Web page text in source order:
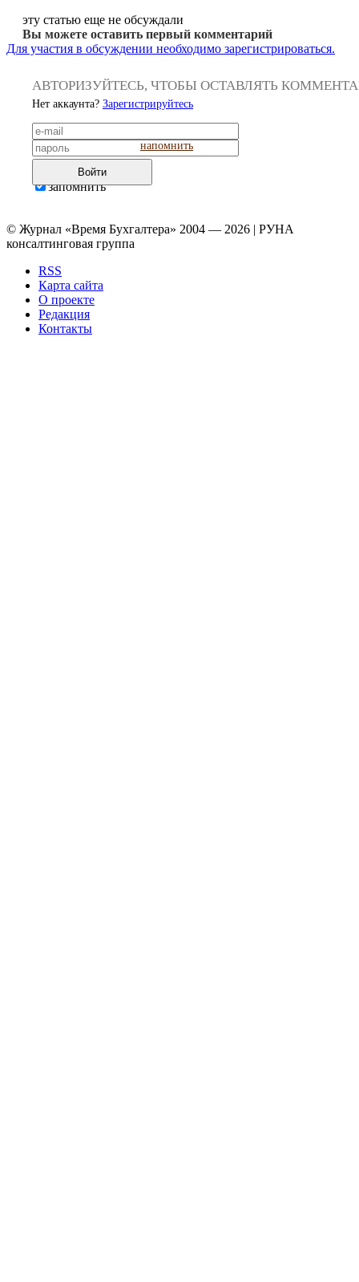
эту статью еще не обсуждали
Вы можете оставить первый комментарий
Для участия в обсуждении необходимо зарегистрироваться.
АВТОРИЗУЙТЕСЬ, ЧТОБЫ ОСТАВЛЯТЬ
Нет аккаунта? Зарегистрируйтесь
напомнить
Войти
запомнить
© Журнал «Время Бухгалтера» 2004 — 2026 | РУНА
консалтинговая группа
RSS
Карта сайта
О проекте
Редакция
Контакты